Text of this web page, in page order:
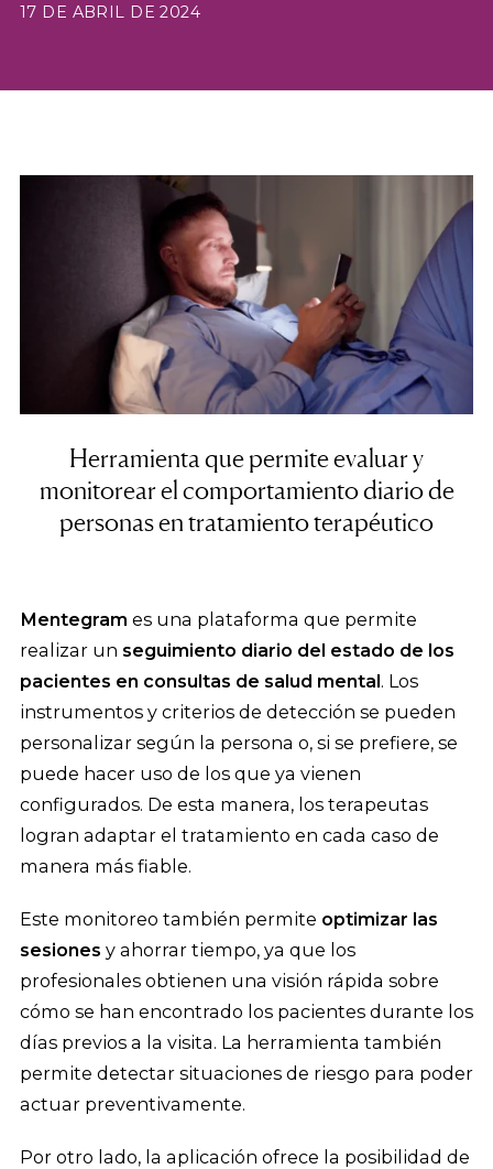
17 DE ABRIL DE 2024
Herramienta que permite evaluar y
monitorear el comportamiento diario de
personas en tratamiento terapéutico
Mentegram es una plataforma que permite
realizar un seguimiento diario del estado de los
pacientes en consultas de salud mental. Los
instrumentos y criterios de detección se pueden
personalizar según la persona o, si se prefiere, se
puede hacer uso de los que ya vienen
configurados. De esta manera, los terapeutas
logran adaptar el tratamiento en cada caso de
manera más fiable.
Este monitoreo también permite optimizar las
sesiones y ahorrar tiempo, ya que los
profesionales obtienen una visión rápida sobre
cómo se han encontrado los pacientes durante los
días previos a la visita. La herramienta también
permite detectar situaciones de riesgo para poder
actuar preventivamente.
Por otro lado, la aplicación ofrece la posibilidad de